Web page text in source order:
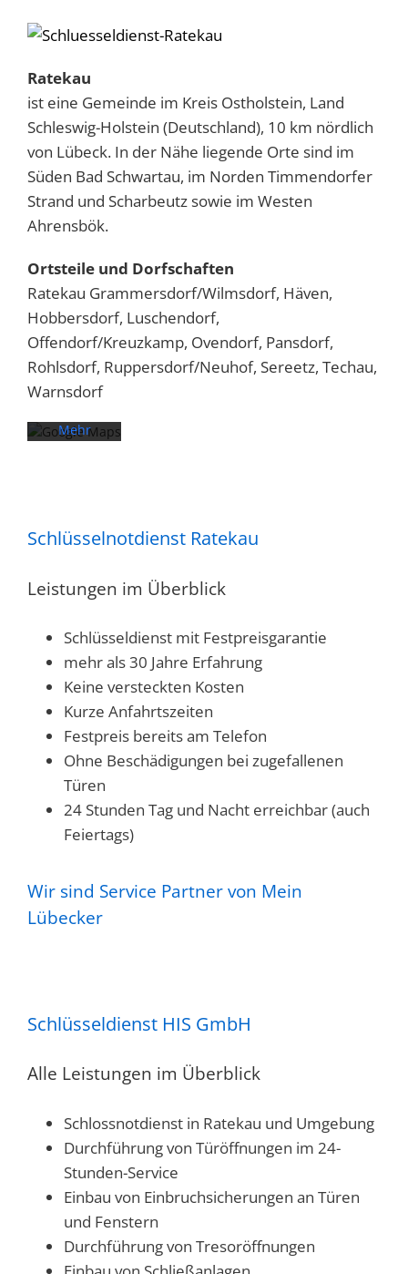
Ratekau
ist eine Gemeinde im Kreis Ostholstein, Land
Schleswig-Holstein (Deutschland), 10 km nördlich
von Lübeck. In der Nähe liegende Orte sind im
Süden Bad Schwartau, im Norden Timmendorfer
Strand und Scharbeutz sowie im Westen
Ahrensbök.
Ortsteile und Dorfschaften
Ratekau Grammersdorf/Wilmsdorf, Häven,
Hobbersdorf, Luschendorf,
Offendorf/Kreuzkamp, Ovendorf, Pansdorf,
Rohlsdorf, Ruppersdorf/Neuhof, Sereetz, Techau,
Warnsdorf
Mit dem
Laden der
Karte
akzeptieren
Sie die
Datenschutzerklärung
von
Mehr
Google
entsperren
Schlüsselnotdienst Ratekau
Leistungen im Überblick
Schlüsseldienst mit Festpreisgarantie
mehr als 30 Jahre Erfahrung
Keine versteckten Kosten
Kurze Anfahrtszeiten
Festpreis bereits am Telefon
Ohne Beschädigungen bei zugefallenen
Türen
24 Stunden Tag und Nacht erreichbar (auch
Feiertags)
Wir sind Service Partner von Mein
Lübecker
Schlüsseldienst HIS GmbH
Alle Leistungen im Überblick
Schlossnotdienst in Ratekau und Umgebung
Durchführung von Türöffnungen im 24-
Stunden-Service
Einbau von Einbruchsicherungen an Türen
und Fenstern
Durchführung von Tresoröffnungen